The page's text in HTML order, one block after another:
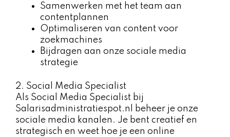
Samenwerken met het team aan
contentplannen
Optimaliseren van content voor
zoekmachines
Bijdragen aan onze sociale media
strategie
2. Social Media Specialist
Als Social Media Specialist bij
Salarisadministratiespot.nl beheer je onze
sociale media kanalen. Je bent creatief en
strategisch en weet hoe je een online